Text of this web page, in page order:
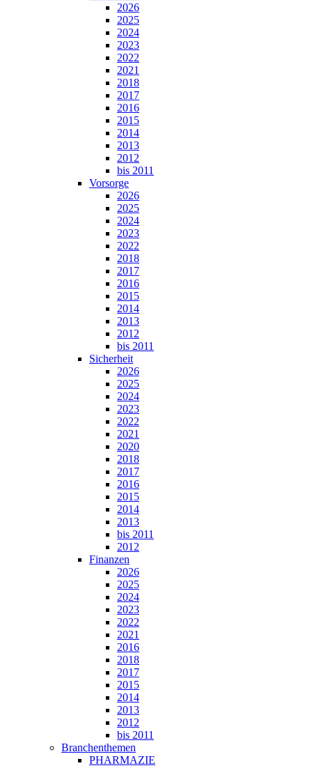
2026
2025
2024
2023
2022
2021
2018
2017
2016
2015
2014
2013
2012
bis 2011
Vorsorge
2026
2025
2024
2023
2022
2018
2017
2016
2015
2014
2013
2012
bis 2011
Sicherheit
2026
2025
2024
2023
2022
2021
2020
2018
2017
2016
2015
2014
2013
bis 2011
2012
Finanzen
2026
2025
2024
2023
2022
2021
2016
2018
2017
2015
2014
2013
2012
bis 2011
Branchenthemen
PHARMAZIE